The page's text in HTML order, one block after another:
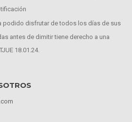
podido disfrutar de todos los días de sus
antes de dimitir tiene derecho a una
18.01.24.